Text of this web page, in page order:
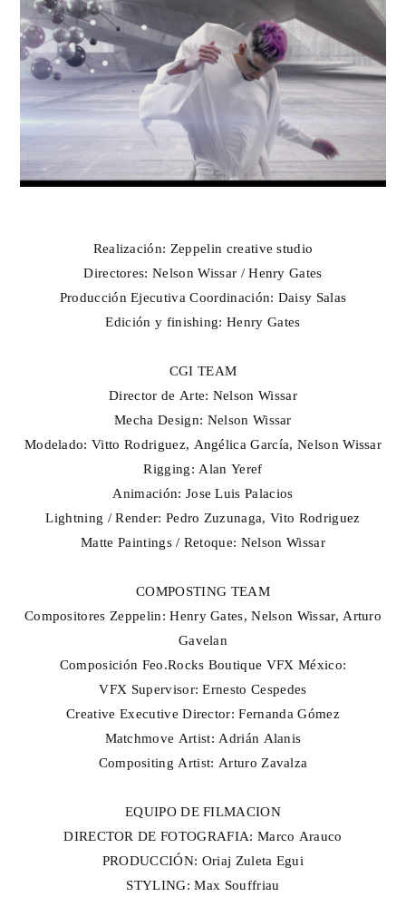
Realización: Zeppelin creative studio
Directores: Nelson Wissar / Henry Gates
Producción Ejecutiva Coordinación: Daisy Salas
Edición y finishing: Henry Gates
CGI TEAM
Director de Arte: Nelson Wissar
Mecha Design: Nelson Wissar
Modelado: Vitto Rodriguez, Angélica García, Nelson Wissar
Rigging: Alan Yeref
Animación: Jose Luis Palacios
Lightning / Render: Pedro Zuzunaga, Vito Rodriguez
Matte Paintings / Retoque: Nelson Wissar
COMPOSTING TEAM
Compositores Zeppelin: Henry Gates, Nelson Wissar, Arturo
Gavelan
Composición Feo.Rocks Boutique VFX México:
VFX Supervisor: Ernesto Cespedes
Creative Executive Director: Fernanda Gómez
Matchmove Artist: Adrián Alanis
Compositing Artist: Arturo Zavalza
EQUIPO DE FILMACION
DIRECTOR DE FOTOGRAFIA: Marco Arauco
PRODUCCIÓN: Oriaj Zuleta Egui
STYLING: Max Souffriau